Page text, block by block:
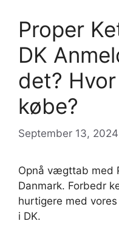
Proper
DK
det?
købe?
September 13, 2024
Opnå vægttab med
Danmark. Forbedr
hurtigere med
i DK.